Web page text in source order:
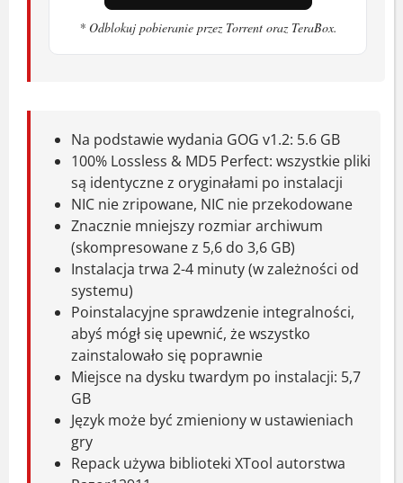
Miejsce na dysku:6 GB
Zalecane
Pamięć:8 GB RAM
Karta graficzna:Nvidia GeForce GTX
1060
Miejsce na dysku:6 GB
Titan Station - thriller
psychologiczny w kosmosie
Wcielasz się w Davida, który uciekł od
swoich problemów, podejmując pracę na
stacji kosmicznej w roku 1999. Szybko
przekonujesz się, że stacja kryje mroczne
tajemnice. Każdy krok to nowe odkrycie –
niczym eksploracja
* Odblokuj pobieranie przez Torrent oraz TeraBox.
Na podstawie wydania GOG v1.2: 5.6 GB
100% Lossless & MD5 Perfect: wszystkie pliki
są identyczne z oryginałami po instalacji
NIC nie zripowane, NIC nie przekodowane
Znacznie mniejszy rozmiar archiwum
(skompresowane z 5,6 do 3,6 GB)
Instalacja trwa 2-4 minuty (w zależności od
systemu)
Poinstalacyjne sprawdzenie integralności,
abyś mógł się upewnić, że wszystko
zainstalowało się poprawnie
Miejsce na dysku twardym po instalacji: 5,7
GB
Język może być zmieniony w ustawieniach
gry
Repack używa biblioteki XTool autorstwa